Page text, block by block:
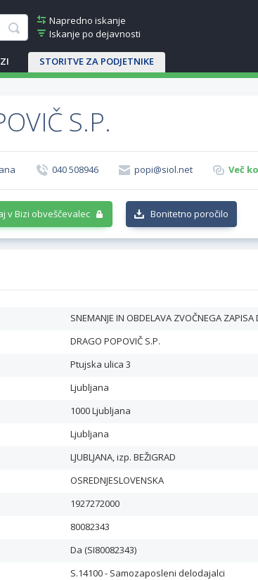
Napredno iskanje
Iskanje po dejavnosti
STORITVE ZA PODJETNIKE
S.P.
040 508946 popi@siol.net Več
v Bizi obveščevalec Bonitetno poročilo
SNEMANJE IN OBDELAVA ZVOČNEGA
DRAGO POPOVIČ S.P.
Ptujska ulica 3
Ljubljana
1000 Ljubljana
Ljubljana
LJUBLJANA, izp. BEŽIGRAD
OSREDNJESLOVENSKA
1927272000
80082343
Da (SI80082343)
S.14100 - Samozaposleni delodajalci